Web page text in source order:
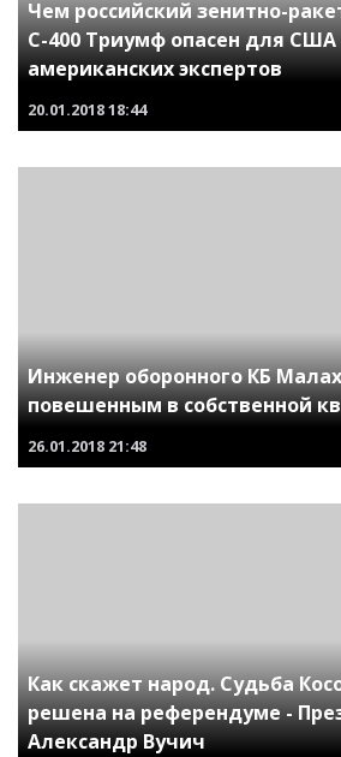
Чем российский зенитно-
С-400 Триумф опасен для США
американских экспертов
20.01.201818:44
Инженер оборонного КБ
повешенным в собственной
26.01.2018 21:48
Как скажет народ. Судьба
решена на референдуме -
Александр Вучич